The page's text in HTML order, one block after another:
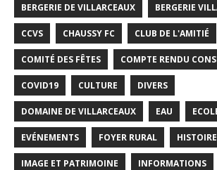
BERGERIE DE VILLARCEAUX BERGERIE
CCVS CHAUSSY FC CLUB DE L'AMITIÉ
COMITÉ DES FÊTES COMPTE RENDU
COVID19 CULTURE DIVERS
DOMAINE DE VILLARCEAUX EAU
EVÉNEMENTS FOYER RURAL HISTOIRE
IMAGE ET PATRIMOINE INFORMATIONS